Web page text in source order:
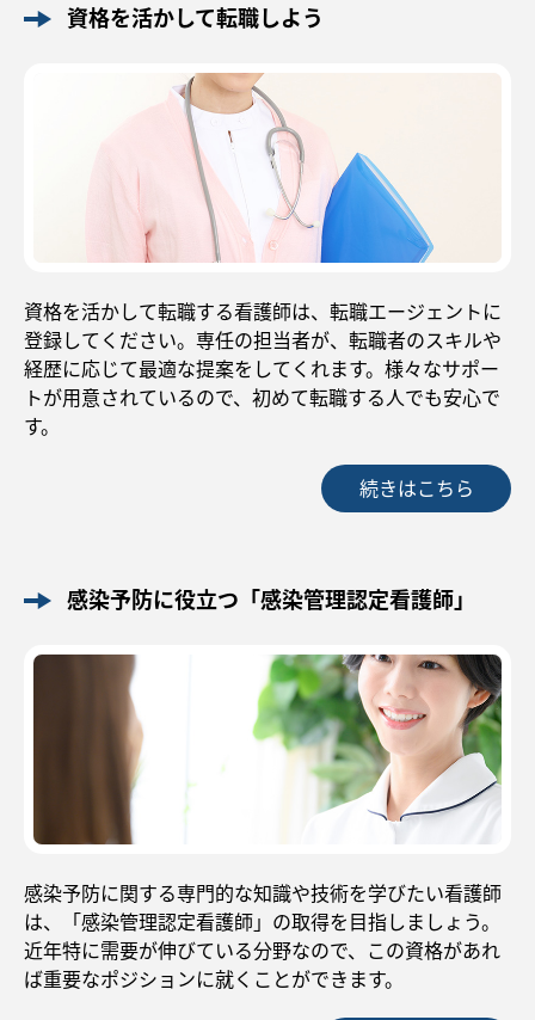
資格を活かして転職しよう
資格を活かして転職する看護師は、転職エージェントに
登録してください。専任の担当者が、転職者のスキルや
経歴に応じて最適な提案をしてくれます。様々なサポー
トが用意されているので、初めて転職する人でも安心で
す。
続きはこちら
感染予防に役立つ「感染管理認定看護師」
感染予防に関する専門的な知識や技術を学びたい看護師
は、「感染管理認定看護師」の取得を目指しましょう。
近年特に需要が伸びている分野なので、この資格があれ
ば重要なポジションに就くことができます。